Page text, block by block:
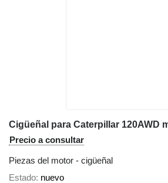
Cigüeñal para Caterpillar 120AWD
Precio a consultar
Piezas del motor - cigüeñal
Estado nuevo